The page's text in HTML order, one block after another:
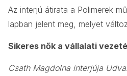
Az interjú átirata a Polimerek
lapban jelent meg, melyet
Sikeres nők a vállalati
Csath Magdolna interjúja